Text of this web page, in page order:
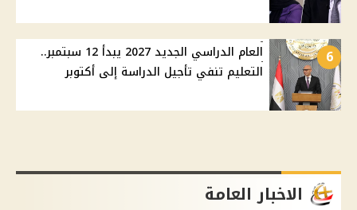
6
العام الدراسي الجديد 2027 يبدأ 12 سبتمبر..
التعليم تنفي تأجيل الدراسة إلى أكتوبر
الاخبار العامة